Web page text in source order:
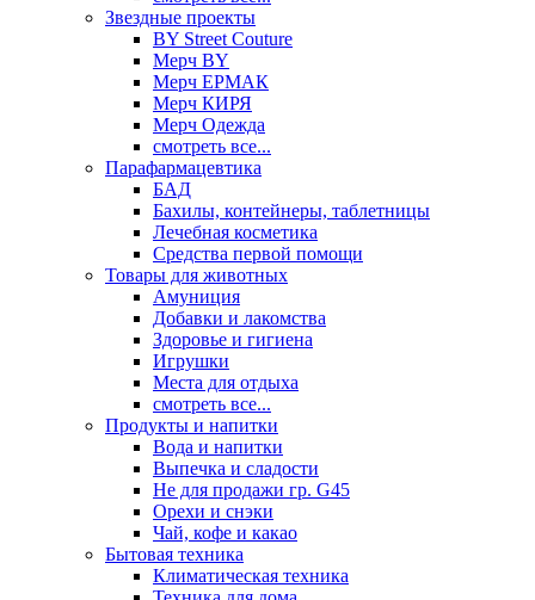
Звездные проекты
BY Street Couture
Мерч BY
Мерч ЕРМАК
Мерч КИРЯ
Мерч Одежда
смотреть все...
Парафармацевтика
БАД
Бахилы, контейнеры, таблетницы
Лечебная косметика
Средства первой помощи
Товары для животных
Амуниция
Добавки и лакомства
Здоровье и гигиена
Игрушки
Места для отдыха
смотреть все...
Продукты и напитки
Вода и напитки
Выпечка и сладости
Не для продажи гр. G45
Орехи и снэки
Чай, кофе и какао
Бытовая техника
Климатическая техника